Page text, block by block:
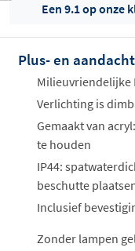
Offertes
ophalen...
Een 9.1 op onze
Plus- en
Milieuvriendelijke
Verlichting is
Gemaakt van
te houden
IP44:
beschutte
Inclusief
Zonder lampen